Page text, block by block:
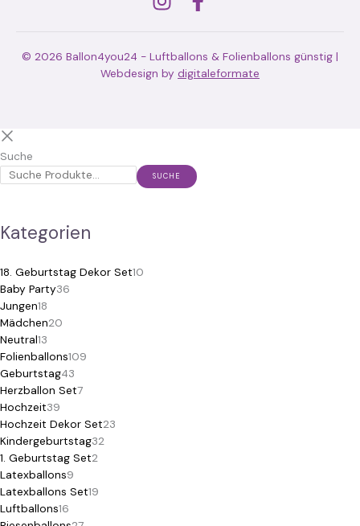
© 2026 Ballon4you24 - Luftballons & Folienballons günstig |
Webdesign by digitaleformate
Suche
SUCHE
Kategorien
18. Geburtstag Dekor Set10
Baby Party36
Jungen18
Mädchen20
Neutral13
Folienballons109
Geburtstag43
Herzballon Set7
Hochzeit39
Hochzeit Dekor Set23
Kindergeburtstag32
1. Geburtstag Set2
Latexballons9
Latexballons Set19
Luftballons16